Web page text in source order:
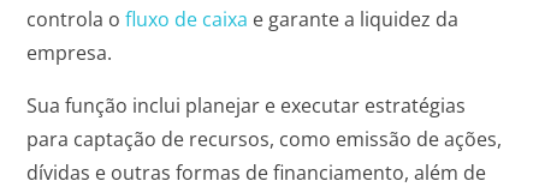
controla ofluxo de caixa e garante a liquidez da
empresa.
Sua função inclui planejar e executar estratégias
para captação de recursos, como emissão de ações,
dívidas e outras formas de financiamento, além de